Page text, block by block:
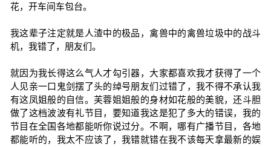
花，开车间车包台。
我这辈子注定就是人渣中的极品，禽兽中的禽兽垃圾中的战斗
机，我错了，朋友们。
就因为我长得这么气人才勾引器，大家都喜欢我才获得了一个
人见亲一口鬼剑摆了头的绰号朋友们过错了，我不得不承认我
有这凤姐般的自信。芙蓉姐姐般的身材如花般的美貌，还斗胆
做了这档波波有礼节目，要知道我这是犯了多大的错误，我的
节目在全国各地都能听你说过分。不啊，哪有广播节目，各地
都能听的，我太不应该了，我错就错在我不该每天拿最新的娱